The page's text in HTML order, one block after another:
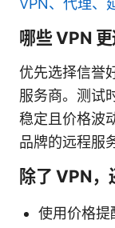
VPN、代理、
哪些 VPN
优先选择信誉
服务商。测试
稳定且价格波
品牌的远程服
除了 VPN，
使用价格提